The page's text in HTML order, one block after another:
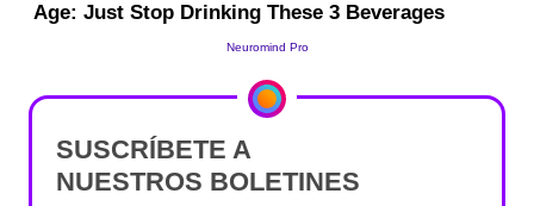
SUSCRÍBETE A
NUESTROS BOLETINES